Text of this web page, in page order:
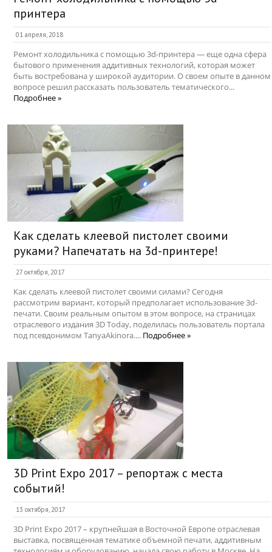
принтера
01 апреля, 2018
Ремонт холодильника с помощью 3d-принтера — еще одна сфера
бытового применения аддитивных технологий, которая может
быть востребована у широкой аудитории. О своем опыте в данном
вопросе решил рассказать пользователь тематического...
Подробнее »
Как сделать клеевой пистолет своими
руками? Напечатать на 3d-принтере!
27 октября, 2017
Как сделать клеевой пистолет своими силами? Сегодня
рассмотрим вариант, который предполагает использование 3d-
печати. Своим реальным опытом в этом вопросе, на страницах
отраслевого издания 3D Today, поделилась пользователь портала
под псевдонимом TanyaAkinora.... Подробнее »
3D Print Expo 2017 – репортаж с места
событий!
13 октября, 2017
3D Print Expo 2017 – крупнейшая в Восточной Европе отраслевая
выставка, посвященная тематике объемной печати, аддитивным